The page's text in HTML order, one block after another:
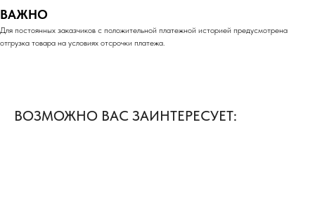
ВАЖНО
Для постоянных заказчиков с положительной платежной историей предусмотрена
отгрузка товара на условиях отсрочки платежа.
ВОЗМОЖНО ВАС ЗАИНТЕРЕСУЕТ: